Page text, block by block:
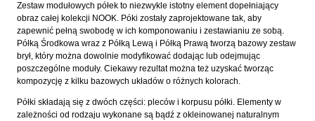
Zestaw modułowych półek to niezwykle istotny element dopełniający
obraz całej kolekcji NOOK. Póki zostały zaprojektowane tak, aby
zapewnić pełną swobodę w ich komponowaniu i zestawianiu ze sobą.
Półką Środkowa wraz z Półką Lewą i Półką Prawą tworzą bazowy zestaw
brył, który można dowolnie modyfikować dodając lub odejmując
poszczególne moduły. Ciekawy rezultat można też uzyskać tworząc
kompozycję z kilku bazowych układów o różnych kolorach.
Półki składają się z dwóch części: pleców i korpusu półki. Elementy w
zależności od rodzaju wykonane są bądź z okleinowanej naturalnym